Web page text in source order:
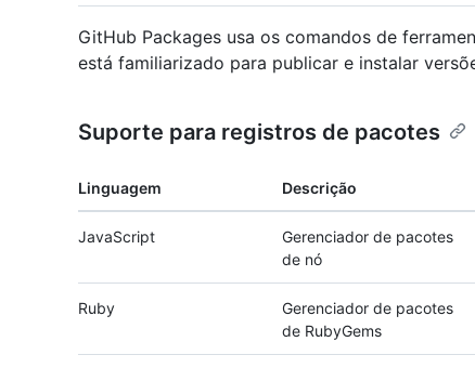
GitHub Packages usa os comandos de
está familiarizado para publicar e instalar
Suporte para registros de pacotes
Linguagem Descrição
JavaScript
Gerenciador de pacotes
de nó
Ruby
Gerenciador de pacotes
de RubyGems